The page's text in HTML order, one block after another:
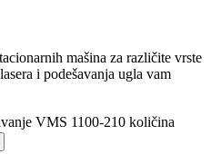
mašina za različite vrste
i podešavanja ugla vam
VMS 1100-210 količina